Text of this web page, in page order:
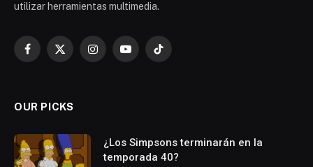
utilizar herramientas multimedia.
Facebook
X
InstagramYouTubeTikTok
OUR PICKS
¿Los Simpsons terminarán en la
temporada 40?